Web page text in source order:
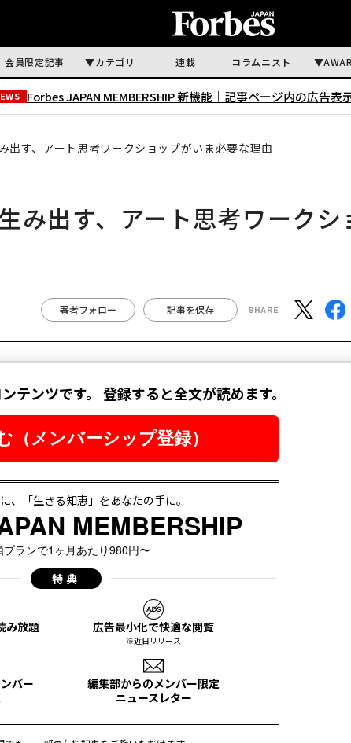
会員限定記事 カテゴリ 連載 コラムニスト
Forbes JAPAN MEMBERSHIP 新機能｜ 記事ページ内の広告表
出す、アート思考ワークショップがいま必要な理由
み出す、アート思考ワークシ
著者フォロー 記事を保存